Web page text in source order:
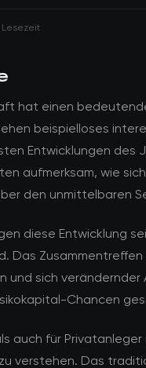
Lesezeit
hat einen
beispielloses
Entwicklungen des
aufmerksam, wie
den unmittelbaren
diese Entwicklung
Das
und sich verändernder
Chancen
auch für
verstehen. Das